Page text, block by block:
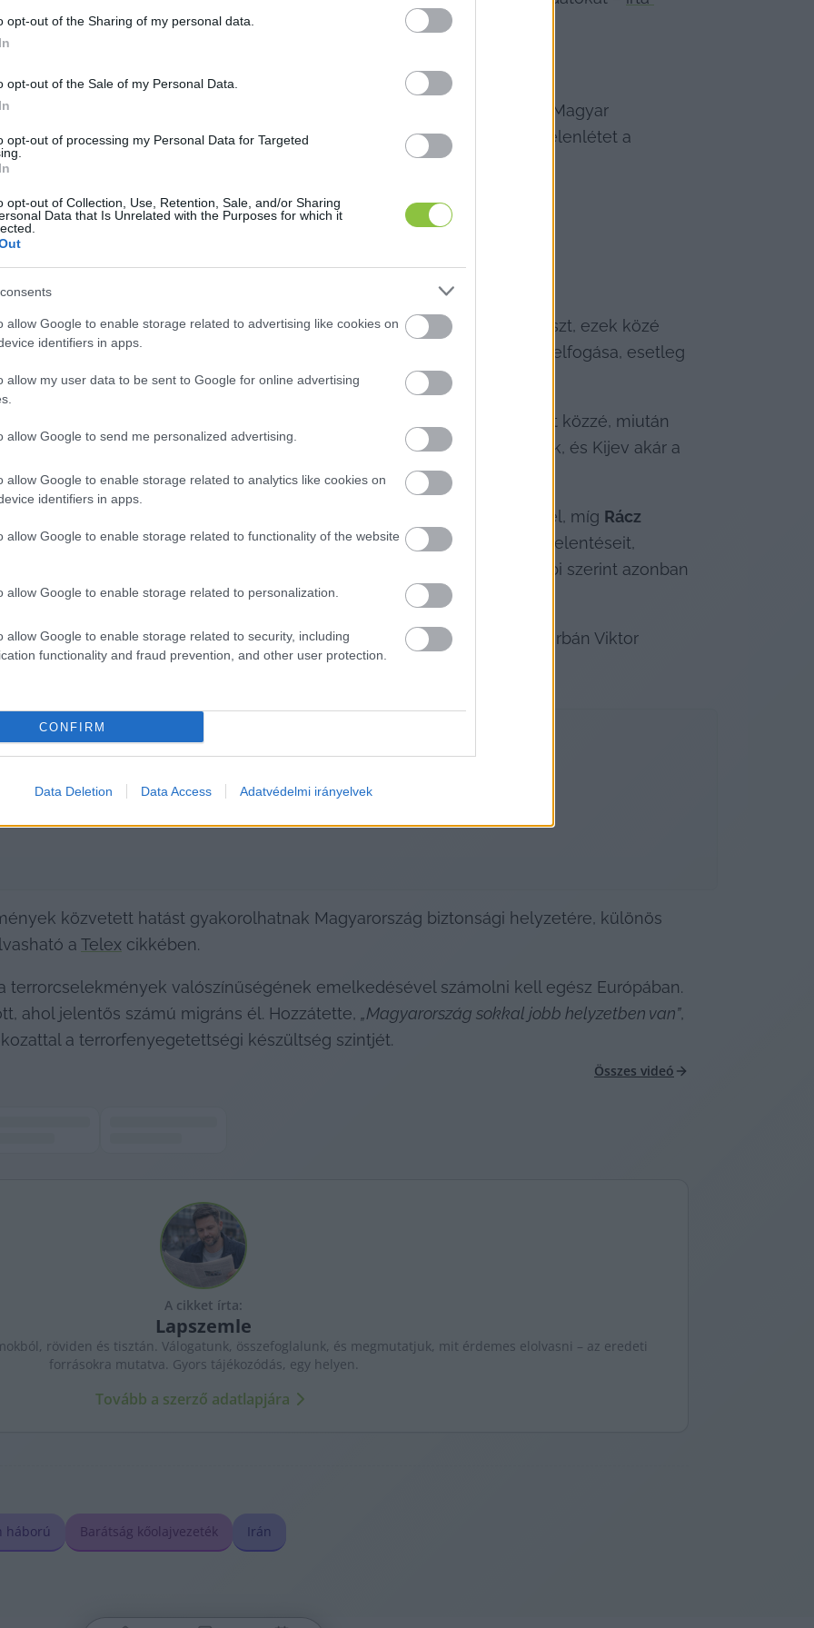
opt-out of the Sharing of my personal data.
opt-out of the Sale of my Personal Data.
opt-out of processing my Personal Data for Targeted
opt-out of Collection, Use, Retention, Sale, and/or Sharing
Data that Is Unrelated with the Purposes for which it
allow Google to enable storage related to advertising like cookies on
identifiers in apps.
allow my user data to be sent to Google for online advertising
allow Google to send me personalized advertising.
allow Google to enable storage related to analytics like cookies on
identifiers in apps.
allow Google to enable storage related to functionality of the website
allow Google to enable storage related to personalization.
allow Google to enable storage related to security, including
functionality and fraud prevention, and other user protection.
CONFIRM
Data Deletion Data Access Adatvédelmi irányelvek
alapján a 24.hu.
őrnagya, Freytag Péter közölte: a Védelmi Tanács döntése alapján a Magyar
a belügyi szervekkel szorosan együttműködve – biztosítanak katonai jelenlétet a
helikopterek a légi légvédelmi feladatok ellátásában vesznek részt, ezek közé
beazonosíthatatlan légi jármű vagy eszköz beazonosítása, elfogása, esetleg
25-én az energetikai infrastruktúra védelméről szóló rendeletet tett közzé, miután
az Ukrajna felől szünetelő olajszállítás mögött politikai okok lehetnek, és Kijev akár a
is készülhet. A rendelet a választások utánig érvényben marad.
a Tisza elnöke szerint a miniszterelnök félelemkeltéssel él, míg Rácz
Jeszenszky Géza volt külügyminiszter is alaptalannak nevezte Orbán kijelentéseit,
támadást vagy szabotázst tervezne Magyarország ellen. Utóbbi szerint azonban
tervének gyanúja.
készültségi szintjét megemeltük egy fokozattal!”
– ezt Orbán Viktor
este.
közvetett hatást gyakorolhatnak Magyarország biztonsági helyzetére, különös
a Telex cikkében.
terrorcselekmények valószínűségének emelkedésével számolni kell egész Európában.
ahol jelentős számú migráns él. Hozzátette, „Magyarország sokkal jobb helyzetben van”,
a terrorfenyegetettségi készültség szintjét.
Összes videó
A cikket írta:
Lapszemle
röviden és tisztán. Válogatunk, összefoglalunk, és megmutatjuk, mit érdemes elolvasni – az eredeti
forrásokra mutatva. Gyors tájékozódás, egy helyen.
Tovább a szerző adatlapjára
háború Barátság kőolajvezeték Irán